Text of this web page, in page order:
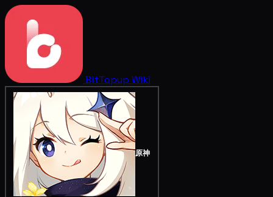
BitTopup Wiki
原神